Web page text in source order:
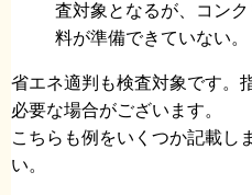
査対象となるが、コン
料が準備できていない。
省エネ適判も検査対象です。
必要な場合がございます。
こちらも例をいくつか記載し
い。